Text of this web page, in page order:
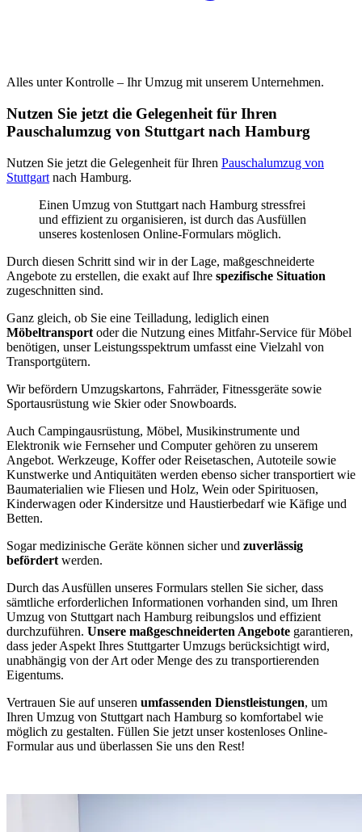
Alles unter Kontrolle – Ihr Umzug mit unserem Unternehmen.
Nutzen Sie jetzt die Gelegenheit für Ihren
Pauschalumzug von Stuttgart nach Hamburg
Nutzen Sie jetzt die Gelegenheit für Ihren Pauschalumzug von
Stuttgart nach Hamburg.
Einen Umzug von Stuttgart nach Hamburg stressfrei
und effizient zu organisieren, ist durch das Ausfüllen
unseres kostenlosen Online-Formulars möglich.
Durch diesen Schritt sind wir in der Lage, maßgeschneiderte
Angebote zu erstellen, die exakt auf Ihre spezifische Situation
zugeschnitten sind.
Ganz gleich, ob Sie eine Teilladung, lediglich einen
Möbeltransport oder die Nutzung eines Mitfahr-Service für Möbel
benötigen, unser Leistungsspektrum umfasst eine Vielzahl von
Transportgütern.
Wir befördern Umzugskartons, Fahrräder, Fitnessgeräte sowie
Sportausrüstung wie Skier oder Snowboards.
Auch Campingausrüstung, Möbel, Musikinstrumente und
Elektronik wie Fernseher und Computer gehören zu unserem
Angebot. Werkzeuge, Koffer oder Reisetaschen, Autoteile sowie
Kunstwerke und Antiquitäten werden ebenso sicher transportiert wie
Baumaterialien wie Fliesen und Holz, Wein oder Spirituosen,
Kinderwagen oder Kindersitze und Haustierbedarf wie Käfige und
Betten.
Sogar medizinische Geräte können sicher und zuverlässig
befördert werden.
Durch das Ausfüllen unseres Formulars stellen Sie sicher, dass
sämtliche erforderlichen Informationen vorhanden sind, um Ihren
Umzug von Stuttgart nach Hamburg reibungslos und effizient
durchzuführen. Unsere maßgeschneiderten Angebote garantieren,
dass jeder Aspekt Ihres Stuttgarter Umzugs berücksichtigt wird,
unabhängig von der Art oder Menge des zu transportierenden
Eigentums.
Vertrauen Sie auf unseren umfassenden Dienstleistungen, um
Ihren Umzug von Stuttgart nach Hamburg so komfortabel wie
möglich zu gestalten. Füllen Sie jetzt unser kostenloses Online-
Formular aus und überlassen Sie uns den Rest!